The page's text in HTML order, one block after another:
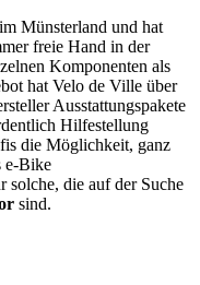
Münsterland und hat
freie Hand in der
Komponenten als
hat Velo de Ville über
Ausstattungspakete
Hilfestellung
die Möglichkeit, ganz
e-Bike
solche, die auf der Suche
sind.